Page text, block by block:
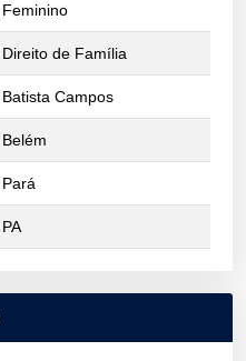
Feminino
Direito de Família
Batista Campos
Belém
Pará
PA